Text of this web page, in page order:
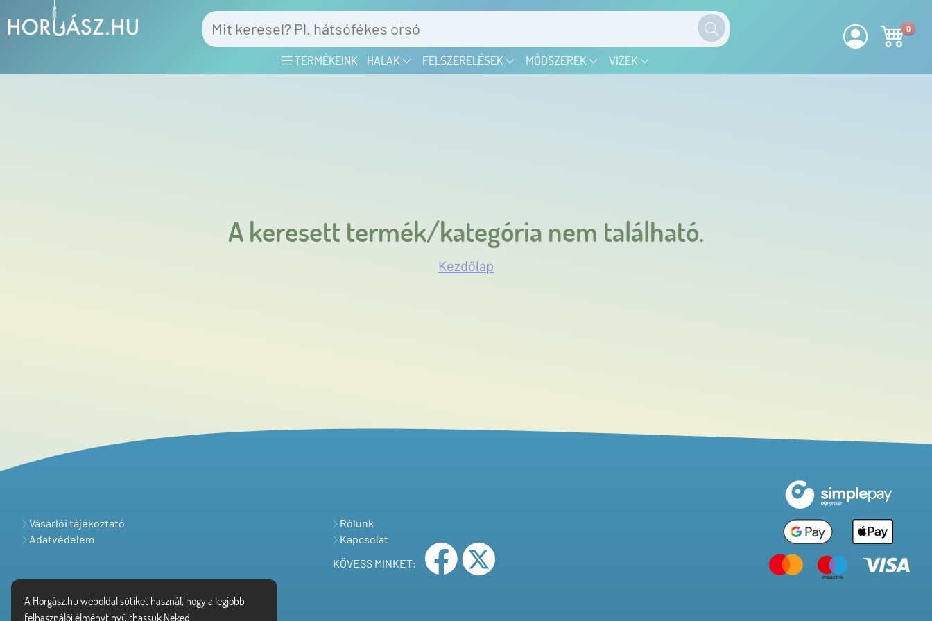
A Horgász.hu weboldal sütiket használ, hogy a legjobb
felhasználói élményt nyújthassuk Neked.
TERMÉKEINK HALAK FELSZERELÉSEK MÓDSZEREK VIZEK
0
A keresett termék/kategória nem található.
Kezdőlap
Vásárlói tájékoztató
Adatvédelem
Rólunk
Kapcsolat
KÖVESS MINKET: